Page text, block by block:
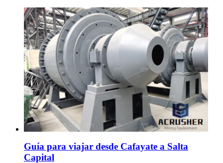
Guía para viajar desde Cafayate a Salta
Capital